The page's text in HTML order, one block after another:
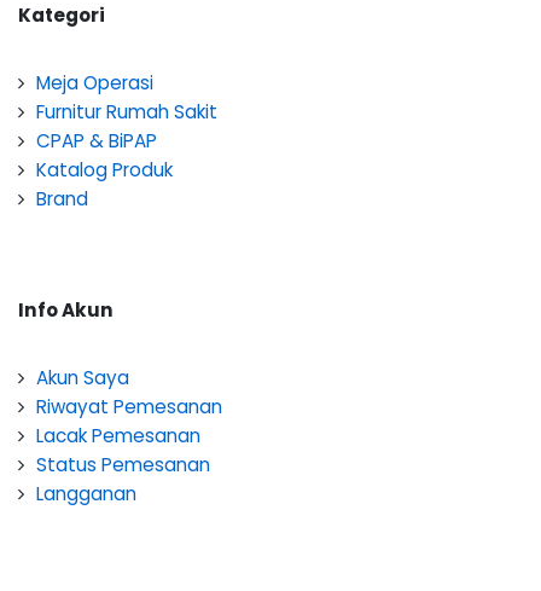
Kategori
Meja Operasi
Furnitur Rumah Sakit
CPAP & BiPAP
Katalog Produk
Brand
Info Akun
Akun Saya
Riwayat Pemesanan
Lacak Pemesanan
Status Pemesanan
Langganan